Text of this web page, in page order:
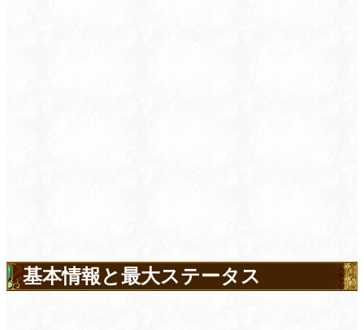
基本情報と最大ステータス